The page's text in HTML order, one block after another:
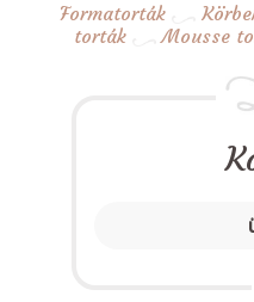
Formatorták
torták
Mousse